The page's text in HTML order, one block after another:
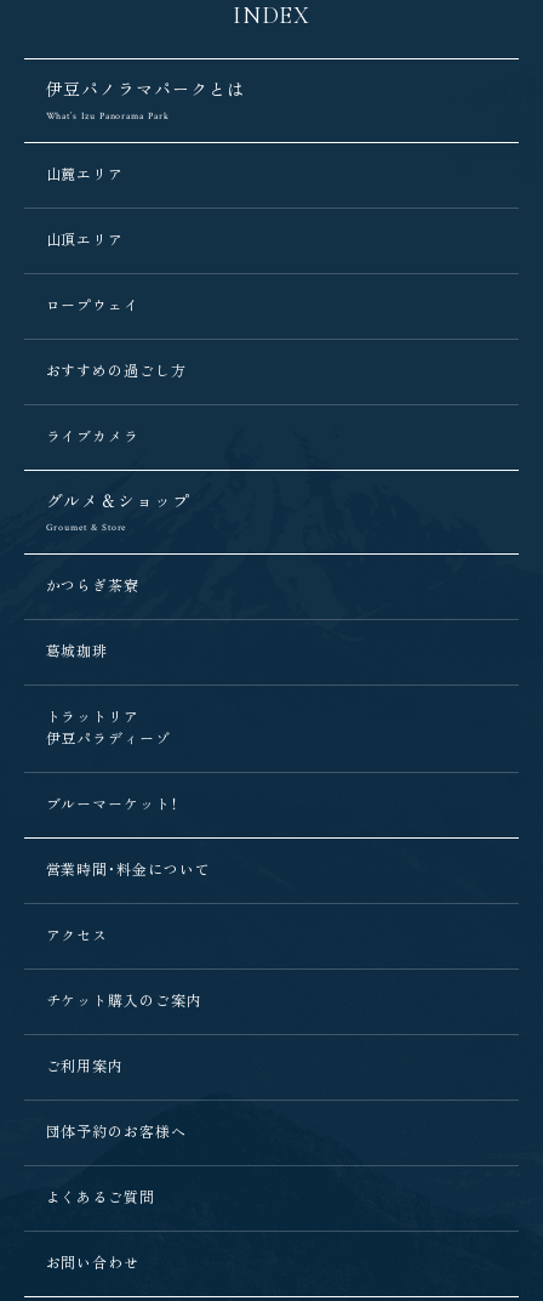
INDEX
伊豆パノラマパークとは
What’s Izu Panorama Park
山麓エリア
山頂エリア
ロープウェイ
おすすめの過ごし方
ライブカメラ
グルメ＆ショップ
Groumet & Store
かつらぎ茶寮
葛城珈琲
トラットリア
伊豆パラディーゾ
ブルーマーケット！
営業時間・料金について
アクセス
チケット購入のご案内
ご利用案内
団体予約のお客様へ
よくあるご質問
お問い合わせ